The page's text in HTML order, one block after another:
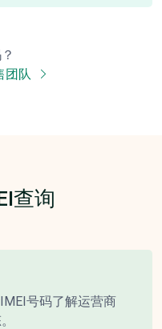
团队
查询
号码了解运营商